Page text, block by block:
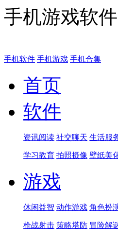
手机游戏软
手机软件 手机游戏 手机合集
首页
软件
资讯阅读 社交聊天 生活服
学习教育 拍照摄像 壁纸美
游戏
休闲益智 动作游戏 角色扮
枪战射击 策略塔防 冒险解